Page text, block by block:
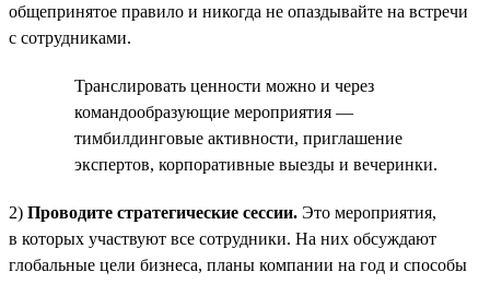
общепринятое правило и никогда не опаздывайте на встречи
с сотрудниками.
Транслировать ценности можно и через
командообразующие мероприятия —
тимбилдинговые активности, приглашение
экспертов, корпоративные выезды и вечеринки.
2) Проводите стратегические сессии. Это мероприятия,
в которых участвуют все сотрудники. На них обсуждают
глобальные цели бизнеса, планы компании на год и способы